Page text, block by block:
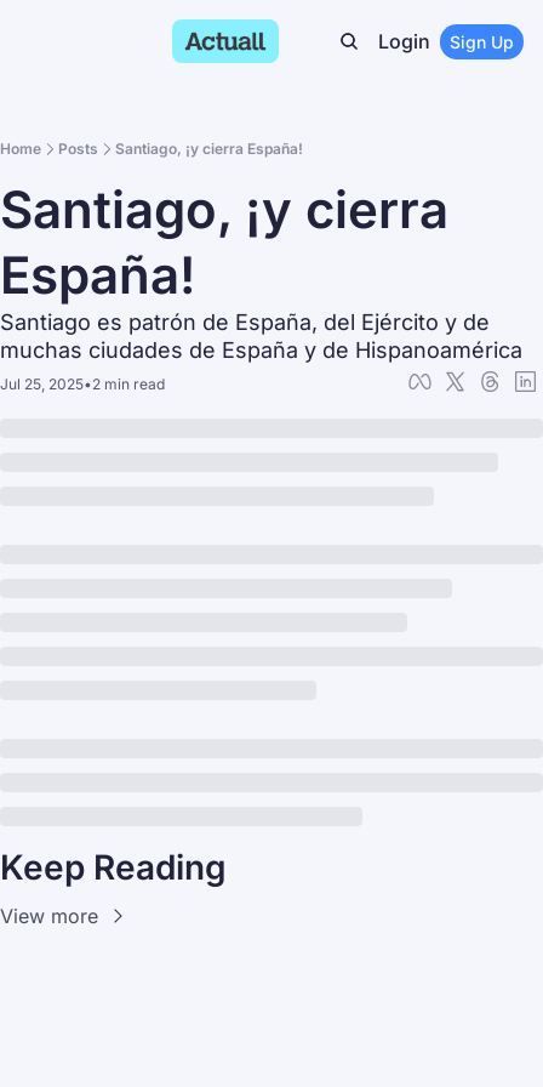
Login Sign Up
Home Posts Santiago, ¡y cierra España!
Santiago, ¡y cierra
España!
Santiago es patrón de España, del Ejército y de
muchas ciudades de España y de Hispanoamérica
Jul 25, 2025•2 min read
Keep Reading
View more